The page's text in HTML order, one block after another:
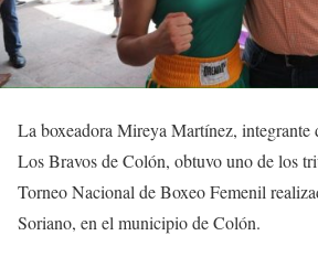
La boxeadora Mireya Martínez, integrante
Los Bravos de Colón, obtuvo uno de los
Torneo Nacional de Boxeo Femenil
Soriano, en el municipio de Colón.